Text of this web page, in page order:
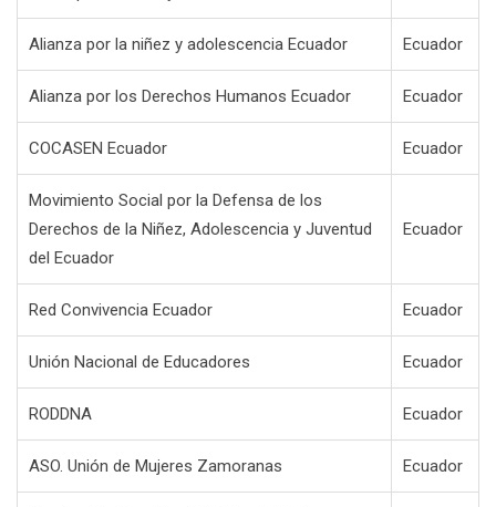
Alianza por la niñez y adolescencia Ecuador Ecuador
Alianza por los Derechos Humanos Ecuador Ecuador
COCASEN Ecuador Ecuador
Movimiento Social por la Defensa de los
Derechos de la Niñez, Adolescencia y Juventud
del Ecuador
Ecuador
Red Convivencia Ecuador Ecuador
Unión Nacional de Educadores Ecuador
RODDNA Ecuador
ASO. Unión de Mujeres Zamoranas Ecuador